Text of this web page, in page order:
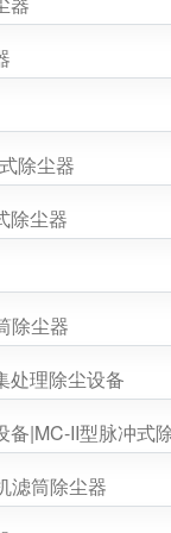
除尘器
除尘器
除尘器
处理除尘设备
备|MC-II型脉冲式
滤筒除尘器